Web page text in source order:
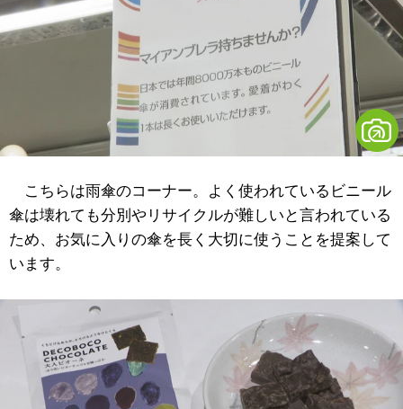
こちらは雨傘のコーナー。よく使われているビニール
傘は壊れても分別やリサイクルが難しいと言われている
ため、お気に入りの傘を長く大切に使うことを提案して
います。